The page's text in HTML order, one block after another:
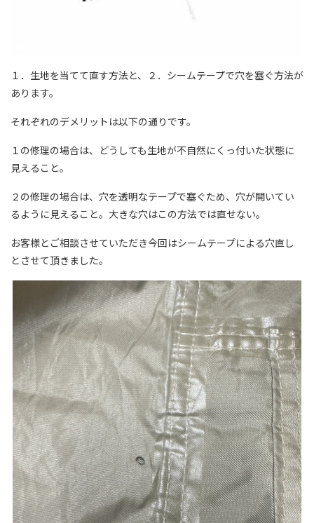
１．生地を当てて直す方法と、２．シームテープで穴を塞ぐ方法が
あります。
それぞれのデメリットは以下の通りです。
１の修理の場合は、どうしても生地が不自然にくっ付いた状態に
見えること。
２の修理の場合は、穴を透明なテープで塞ぐため、穴が開いてい
るように見えること。大きな穴はこの方法では直せない。
お客様とご相談させていただき今回はシームテープによる穴直し
とさせて頂きました。